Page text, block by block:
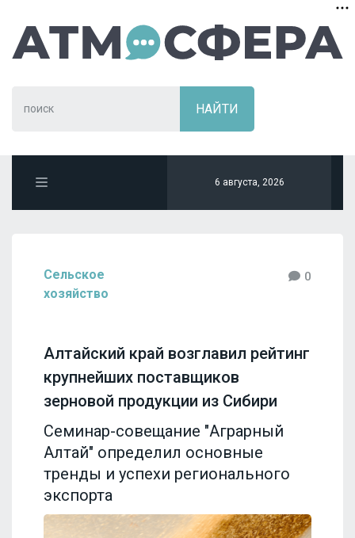
6 августа, 2026
Сельское
хозяйство
0
Алтайский край возглавил рейтинг
крупнейших поставщиков
зерновой продукции из Сибири
Семинар-совещание "Аграрный
Алтай" определил основные
тренды и успехи регионального
экспорта